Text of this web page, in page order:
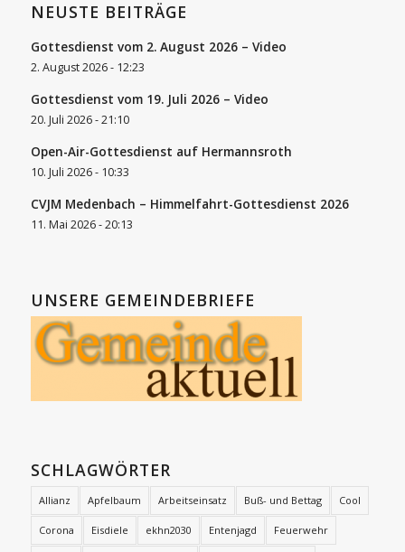
NEUSTE BEITRÄGE
Gottesdienst vom 2. August 2026 – Video
2. August 2026 - 12:23
Gottesdienst vom 19. Juli 2026 – Video
20. Juli 2026 - 21:10
Open-Air-Gottesdienst auf Hermannsroth
10. Juli 2026 - 10:33
CVJM Medenbach – Himmelfahrt-Gottesdienst 2026
11. Mai 2026 - 20:13
UNSERE GEMEINDEBRIEFE
SCHLAGWÖRTER
Allianz Apfelbaum Arbeitseinsatz Buß- und Bettag Cool
Corona Eisdiele ekhn2030 Entenjagd Feuerwehr